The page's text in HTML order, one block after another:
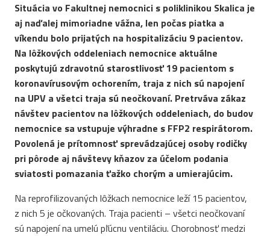
Situácia vo Fakultnej nemocnici s poliklinikou Skalica je
aj naďalej mimoriadne vážna, len počas piatka a
víkendu bolo prijatých na hospitalizáciu 9 pacientov.
Na lôžkových oddeleniach nemocnice aktuálne
poskytujú zdravotnú starostlivosť 19 pacientom s
koronavírusovým ochorením, traja z nich sú napojení
na UPV a všetci traja sú neočkovaní. Pretrváva zákaz
návštev pacientov na lôžkových oddeleniach, do budov
nemocnice sa vstupuje výhradne s FFP2 respirátorom.
Povolená je prítomnosť sprevádzajúcej osoby rodičky
pri pôrode aj návštevy kňazov za účelom podania
sviatosti pomazania ťažko chorým a umierajúcim.
Na reprofilizovaných lôžkach nemocnice leží 15 pacientov,
z nich 5 je očkovaných. Traja pacienti – všetci neočkovaní
sú napojení na umelú pľúcnu ventiláciu. Chorobnosť medzi